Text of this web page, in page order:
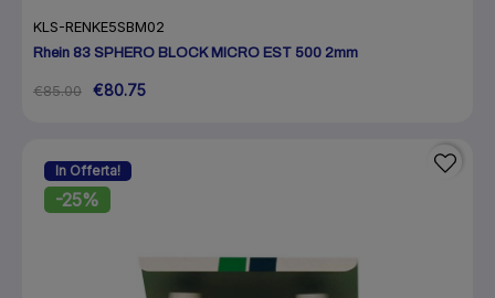
KLS-RENKE5SBM02
Rhein 83 SPHERO BLOCK MICRO EST 500 2mm
€85.00 €80.75
In Offerta!
-25%